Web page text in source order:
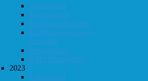
Vår-konrad
Vårturnering
Klubbmesterskapet
Klubbmesterskapet i
Lynsjakk
Høst-konrad
KM i Hurtigsjakk
2023
Vår-konrad